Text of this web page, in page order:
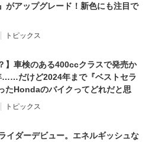
がアップグレード！新色にも注目で
トピックス
】車検のある400ccクラスで発売か
……だけど2024年まで『ベストセラ
たHondaのバイクってどれだと思
トピックス
イダーデビュー。エネルギッシュな